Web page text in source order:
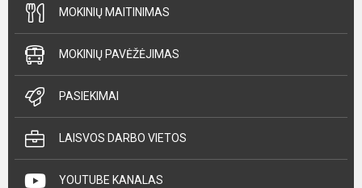
MOKINIŲ MAITINIMAS
MOKINIŲ PAVĖŽĖJIMAS
PASIEKIMAI
LAISVOS DARBO VIETOS
YOUTUBE KANALAS